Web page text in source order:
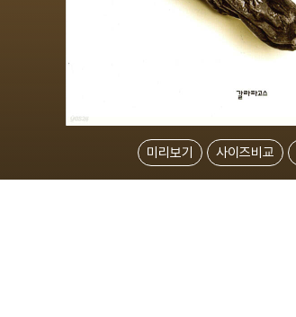
미리보기 사이즈비교